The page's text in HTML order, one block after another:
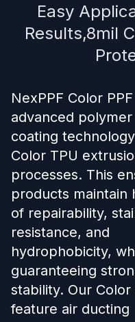
Easy
Results,8mil
NexPPF Color
advanced
coating
Color TPU
processes. This
products maintain
of repairability,
resistance, and
hydrophobicity,
guaranteeing
stability. Our Color
feature air ducting